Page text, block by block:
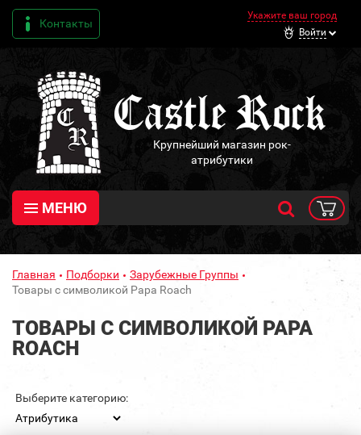
Контакты
Укажите ваш город
Войти
Крупнейший магазин рок-
атрибутики
МЕНЮ
Главная Подборки
Зарубежные Группы
Товары с символикой Papa Roach
ТОВАРЫ С СИМВОЛИКОЙ PAPA
ROACH
Выберите категорию: